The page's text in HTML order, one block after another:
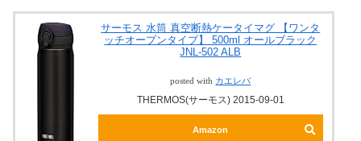
サーモス 水筒 真空断熱ケータイマグ 【ワンタ
ッチオープンタイプ】 500ml オールブラック
JNL-502 ALB
posted with カエレバ
THERMOS(サーモス) 2015-09-01
Amazon